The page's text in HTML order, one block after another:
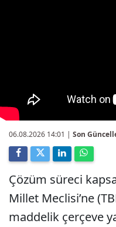
06.08.2026 14:01 | Son
Çözüm süreci
Millet Meclisi’ne
maddelik çerçeve